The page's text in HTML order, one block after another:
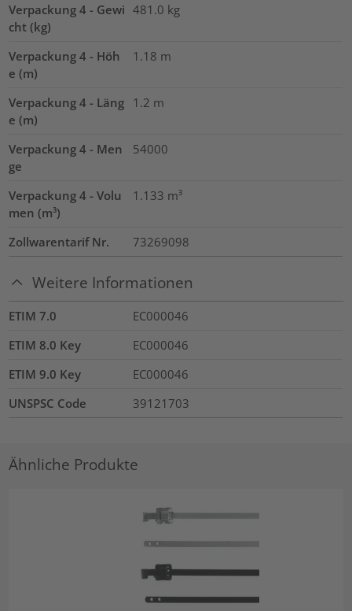
Verpackung 4 - Gewi
cht (kg)
481.0 kg
Verpackung 4 - Höh
e (m)
1.18 m
Verpackung 4 - Läng
e (m)
1.2 m
Verpackung 4 - Men
ge
54000
Verpackung 4 - Volu
men (m³)
1.133 m³
Zollwarentarif Nr. 73269098
Weitere Informationen
ETIM 7.0
EC000046
ETIM 8.0 Key
EC000046
ETIM 9.0 Key
EC000046
UNSPSC Code
39121703
Ähnliche Produkte